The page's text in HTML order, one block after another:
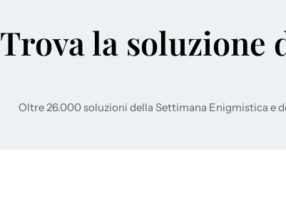
Trova la soluzione
Oltre 26.000 soluzioni della Settimana Enigmistica e